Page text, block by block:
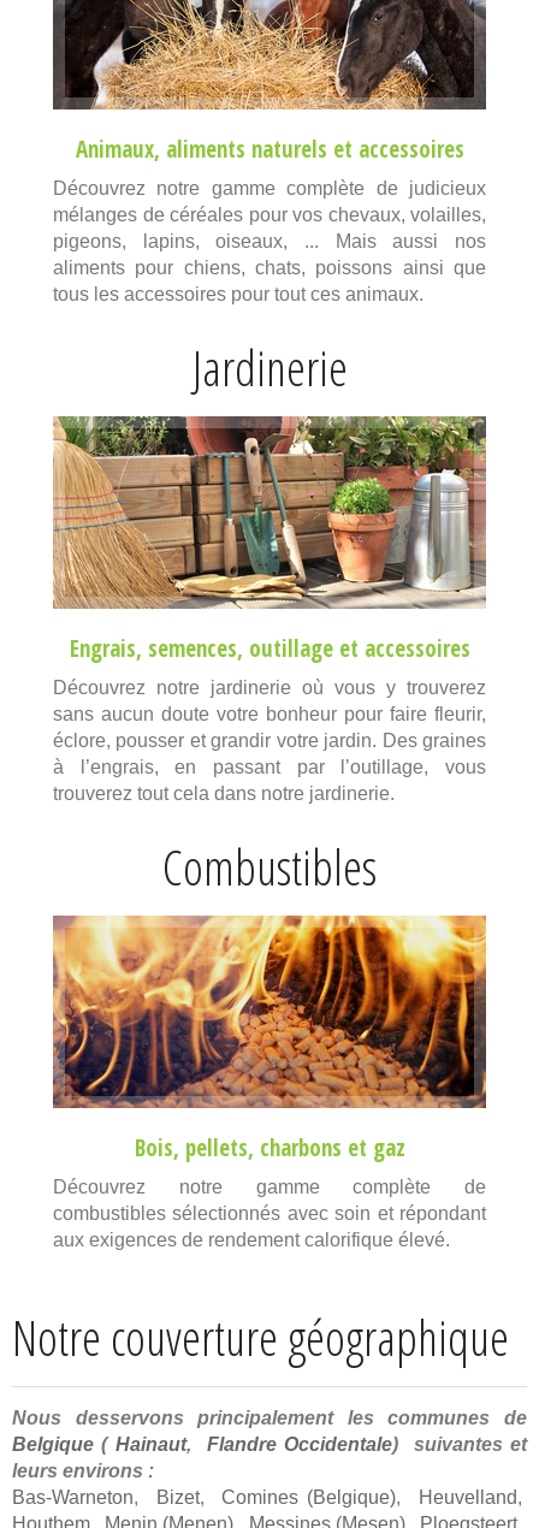
Animaux, aliments naturels et accessoires
Découvrez notre gamme complète de judicieux
mélanges de céréales pour vos chevaux, volailles,
pigeons, lapins, oiseaux, ... Mais aussi nos
aliments pour chiens, chats, poissons ainsi que
tous les accessoires pour tout ces animaux.
Jardinerie
Engrais, semences, outillageet accessoires
Découvrez notre jardinerie où vous y trouverez
sans aucun doute votre bonheur pour faire fleurir,
éclore, pousser et grandir votre jardin. Des graines
à l’engrais, en passant par l’outillage, vous
trouverez tout cela dans notre jardinerie.
Combustibles
Bois, pellets, charbons et gaz
Découvrez notre gamme complète de
combustibles sélectionnés avec soin et répondant
aux exigences de rendement calorifique élevé.
Notre couverture géographique
Nous desservons principalement les communes de
Belgique ( Hainaut, Flandre Occidentale) suivantes et
leurs environs :
Bas-Warneton, Bizet,Comines (Belgique), Heuvelland,